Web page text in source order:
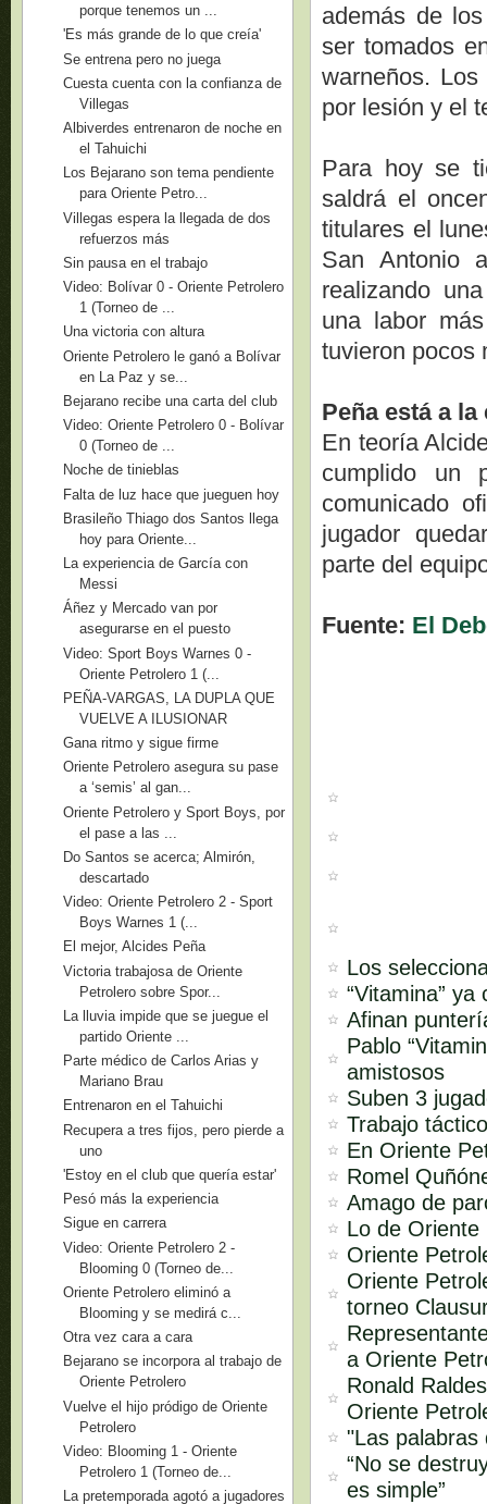
además de
ser tomados
warneños.
por lesión y el
Para hoy se
saldrá el
titulares el
San Antonio
realizando
una labor
tuvieron pocos
Peña está a la
En teoría
cumplido un
comunicado
jugador
parte del
Fuente: El
Los
“Vitamina”
Afinan
Pablo
amistosos
Suben 3
Trabajo
En Oriente
Romel
Amago de
Lo de
Oriente
Oriente
torneo
a Oriente
Ronald
Oriente
"Las palabras
“No se
es simple”
porque tenemos un ...
'Es más grande de lo que creía'
Se entrena pero no juega
Cuesta cuenta con la confianza de
Villegas
Albiverdes entrenaron de noche en
el Tahuichi
Los Bejarano son tema pendiente
para Oriente Petro...
Villegas espera la llegada de dos
refuerzos más
Sin pausa en el trabajo
Video: Bolívar 0 - Oriente Petrolero
1 (Torneo de ...
Una victoria con altura
Oriente Petrolero le ganó a Bolívar
en La Paz y se...
Bejarano recibe una carta del club
Video: Oriente Petrolero 0 - Bolívar
0 (Torneo de ...
Noche de tinieblas
Falta de luz hace que jueguen hoy
Brasileño Thiago dos Santos llega
hoy para Oriente...
La experiencia de García con
Messi
Áñez y Mercado van por
asegurarse en el puesto
Video: Sport Boys Warnes 0 -
Oriente Petrolero 1 (...
PEÑA-VARGAS, LA DUPLA QUE
VUELVE A ILUSIONAR
Gana ritmo y sigue firme
Oriente Petrolero asegura su pase
a ‘semis’ al gan...
Oriente Petrolero y Sport Boys, por
el pase a las ...
Do Santos se acerca; Almirón,
descartado
Video: Oriente Petrolero 2 - Sport
Boys Warnes 1 (...
El mejor, Alcides Peña
Victoria trabajosa de Oriente
Petrolero sobre Spor...
La lluvia impide que se juegue el
partido Oriente ...
Parte médico de Carlos Arias y
Mariano Brau
Entrenaron en el Tahuichi
Recupera a tres fijos, pero pierde a
uno
'Estoy en el club que quería estar'
Pesó más la experiencia
Sigue en carrera
Video: Oriente Petrolero 2 -
Blooming 0 (Torneo de...
Oriente Petrolero eliminó a
Blooming y se medirá c...
Otra vez cara a cara
Bejarano se incorpora al trabajo de
Oriente Petrolero
Vuelve el hijo pródigo de Oriente
Petrolero
Video: Blooming 1 - Oriente
Petrolero 1 (Torneo de...
La pretemporada agotó a jugadores